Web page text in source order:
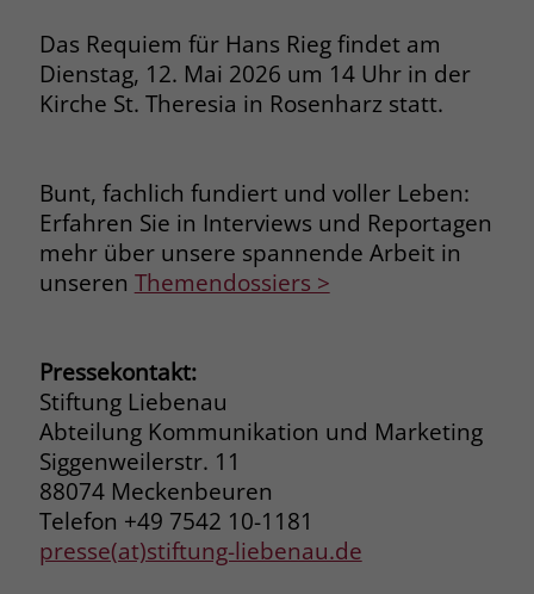
Das Requiem für Hans Rieg findet am
Dienstag, 12. Mai 2026 um 14 Uhr in der
Kirche St. Theresia in Rosenharz statt.
Bunt, fachlich fundiert und voller Leben:
Erfahren Sie in Interviews und Reportagen
mehr über unsere spannende Arbeit in
unseren Themendossiers >
Pressekontakt:
Stiftung Liebenau
Abteilung Kommunikation und Marketing
Siggenweilerstr. 11
88074 Meckenbeuren
Telefon +49 7542 10-1181
presse(at)stiftung-liebenau.de
Name _fbp
Anbieter Facebook
Zweck
Der Zweck von _fbp ist vollständig auf
die Werbe- und Analysebemühungen
von Facebook zurückzuführen. Dieses
Cookie ist ein Erstanbieter-Cookie, d. h.
Nutzers auf verschiedenen Websites
und meldet dieses Verhalten an
Facebook. Facebook kann dann die
gesammelten Daten nutzen, um den
Nutzer besser zu verstehen und
bessere, relevantere Werbung zu
zeigen. Das _fbp-Cookie sammelt keine
persönlich identifizierbaren